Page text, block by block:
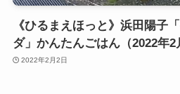
《ひるまえほっと》浜田陽子
ダ」かんたんごはん（2022年2
2022年2月2日